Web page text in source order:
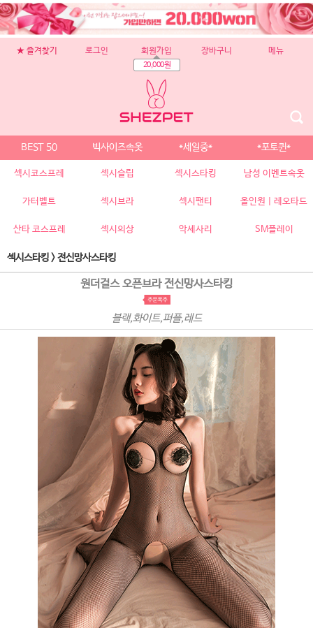
★ 즐겨찾기 로그인 회원가입
20,000원
장바구니 메뉴
BEST 50 빅사이즈속옷 *세일중* *포토퀸*
섹시코스프레 섹시슬립 섹시스타킹 남성 이벤트속옷
가터벨트 섹시브라 섹시팬티 올인원 | 레오타드
산타 코스프레 섹시의상 악세사리 SM플레이
섹시스타킹 >전신망사스타킹
원더걸스 오픈브라 전신망사스타킹
블랙,화이트,퍼플,레드